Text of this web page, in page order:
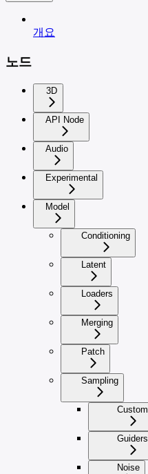
개요
노드
3D
API Node
Audio
Experimental
Model
Conditioning
Latent
Loaders
Merging
Patch
Sampling
Custom
Guiders
Noise